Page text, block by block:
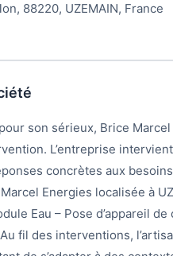
88220, UZEMAIN, France
son sérieux, Brice
L’entreprise
concrètes aux
Energies localisée à
Eau – Pose d’appareil
fil des interventions,